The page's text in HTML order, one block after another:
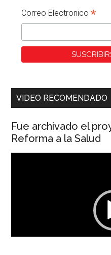
Correo Electronico*
VIDEO RECOMENDADO
Fue archivado el
Reforma a la Salud